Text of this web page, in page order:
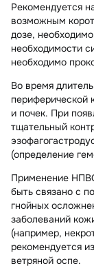
Рекомендуется
возможным
дозе,
необходимости
необходимо
Во время
периферической
и почек. При
тщательный
(определение
Применение
быть связано с
гнойных
заболеваний
(например,
рекомендуется
ветряной оспе.